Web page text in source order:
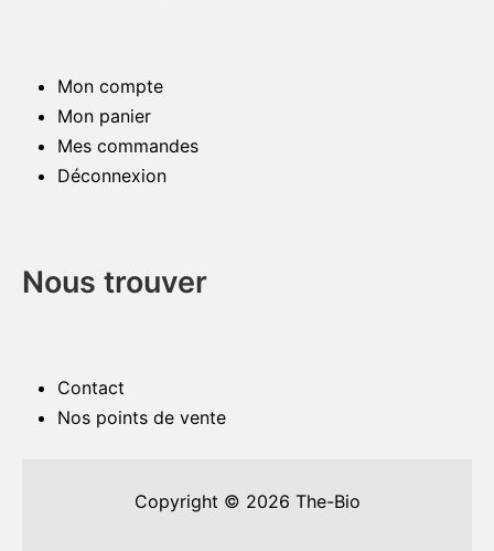
Mon compte
Mon panier
Mes commandes
Déconnexion
Nous trouver
Contact
Nos points de vente
Copyright © 2026 The-Bio